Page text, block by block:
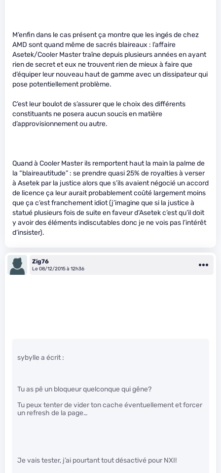
M’enfin dans le cas présent ça montre que les ingés de chez
AMD sont quand même de sacrés blaireaux : l’affaire
Asetek/Cooler Master traîne depuis plusieurs années en ayant
rien de secret et eux ne trouvent rien de mieux à faire que
d’équiper leur nouveau haut de gamme avec un dissipateur qui
pose potentiellement problème.
C’est leur boulot de s’assurer que le choix des différents
constituants ne posera aucun soucis en matière
d’approvisionnement ou autre.
Quand à Cooler Master ils remportent haut la main la palme de
la “blaireautitude” : se prendre quasi 25% de royalties à verser
à Asetek par la justice alors que s’ils avaient négocié un accord
de licence ça leur aurait probablement coûté largement moins
que ça c’est franchement idiot (j’imagine que si la justice à
statué plusieurs fois de suite en faveur d’Asetek c’est qu’il doit
y avoir des éléments indiscutables donc je ne vois pas l’intérêt
d’insister).
Zig76
Le 08/12/2015 à 12h36
sybylle a écrit :
Tu as pê un bloqueur quelconque qui gêne?
Tu peux tenter de vider ton cache éventuellement et forcer
un refresh de la page…
Je vais tester, j’ai pourtant tout désactivé pour NXI!